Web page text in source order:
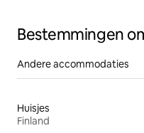
Bestemmingen
Andere accommodaties
Huisjes
Finland